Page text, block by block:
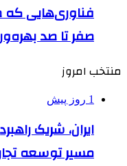
فناوری‌هایی که
صفر تا صد
منتخب امروز
1 روز پیش
ایران، شریک
مسیر توسعه